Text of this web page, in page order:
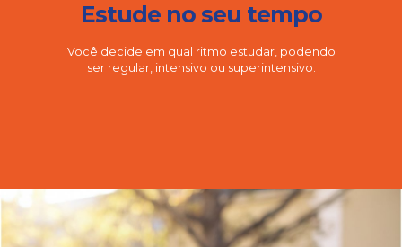
Estude no seu tempo
Você decide em qual ritmo estudar, podendo
ser regular, intensivo ou superintensivo.